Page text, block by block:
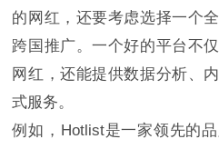
的网红，还要考虑选择一个
跨国推广。一个好的平台不
网红，还能提供数据分析、
式服务。
例如，Hotlist是一家领先的